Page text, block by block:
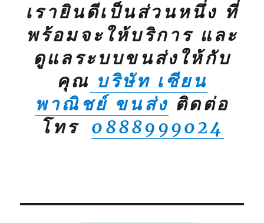
เรายินดีเป็นส่วนหนึ่ง ที่
พร้อมจะให้บริการ และ
ดูแลระบบขนส่งให้กับ
คุณ บริษัท เซียน
พาณิชย์ ขนส่ง ติดต่อ
โทร 0888999024